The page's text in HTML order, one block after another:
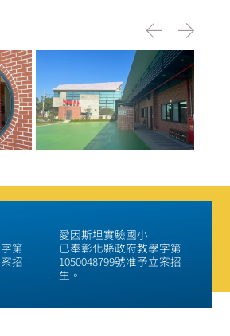
第
招
愛因斯坦實驗國小
已奉彰化縣政府教學字第
1050048799號准予立案招
生。